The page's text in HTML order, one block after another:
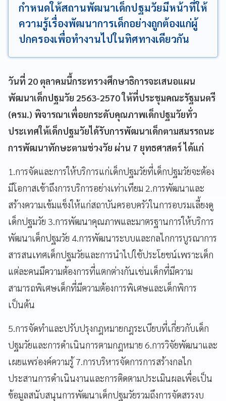
กำหนดให้สถานพัฒนาเด็กปฐมวัยมีหน้าที่ให้
ความรู้เรื่องพัฒนาการเด็กอย่างถูกต้องแก่ผู้
ปกครองเพื่อทำงานไปในทิศทางเดียวกัน
วันที่ 20 ตุลาคมนี้กระทรวงศึกษาธิการจะเสนอแผน
พัฒนาเด็กปฐมวัย 2563-2570 ให้ที่ประชุมคณะรัฐมนตรี
(ครม.) พิจารณาเพื่อยกระดับคุณภาพเด็กปฐมวัยทั่ว
ประเทศให้เด็กปฐมวัยได้รับการพัฒนาเด็กตามสมรรถนะ
การพัฒนาทักษะตามช่วงวัย ผ่าน 7 ยุทธศาสตร์ ได้แก่
1.การจัดและการให้บริการแก่เด็กปฐมวัยที่เด็กปฐมวัยจะต้อง
มีโอกาสเข้าถึงการบริการอย่างเท่าเทียม 2.การพัฒนาและ
สร้างความเข้มแข็งให้แก่สถาบันครอบครัวในการอบรมเลี้ยงดู
เด็กปฐมวัย 3.การพัฒนาคุณภาพและมาตรฐานการให้บริการ
พัฒนาเด็กปฐมวัย 4.การพัฒนาระบบและกลไกการบูรณาการ
สารสนเทศเด็กปฐมวัยและการนำไปใช้ประโยชน์เพราะเด็ก
แต่ละคนมีความต้องการที่แตกต่างกันเช่นเด็กที่มีความ
สามารถพิเศษเด็กที่มีความต้องการพิเศษและเด็กพิการ
เป็นต้น
5.การจัดทำและปรับปรุงกฎหมายกฎระเบียบที่เกี่ยวกับเด็ก
ปฐมวัยและการดำเนินการตามกฎหมาย 6.การวิจัยพัฒนาและ
เผยแพร่องค์ความรู้ 7.การบริหารจัดการการสร้างกลไก
ประสานการดำเนินงานและการติดตามประเมินผลเพื่อเป็น
ข้อมูลสนับสนุนการพัฒนาเด็กปฐมวัยรวมถึงการจัดสรรงบ